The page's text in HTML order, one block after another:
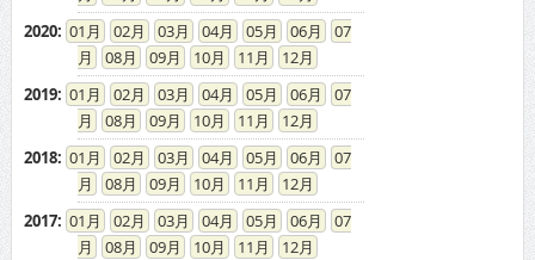
2020: 01 02 03 04 05 06
07
08
09 10 11
12
2019: 01 02 03 04 05 06
07
08
09 10 11
12
2018: 01 02 03 04 05 06
07
08
09 10 11
12
2017: 01 02 03 04 05 06
07
08
09 10 11
12